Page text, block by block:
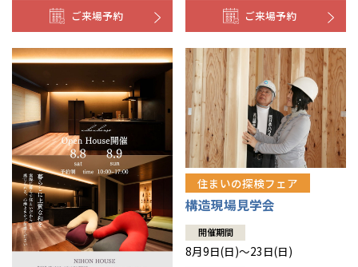
ご来場予約 ご来場予約
住まいの探検フェア
構造現場見学会
開催期間
8月9日(日)～23日(日)